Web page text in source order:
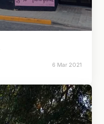
6 Mar 2021